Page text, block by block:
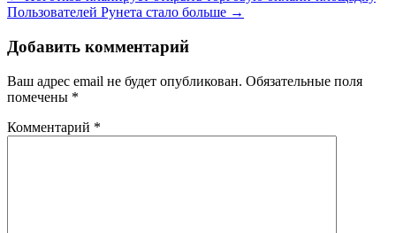
Пользователей Рунета стало больше →
Добавить комментарий
Ваш адрес email не будет опубликован. Обязательные поля
помечены *
Комментарий *